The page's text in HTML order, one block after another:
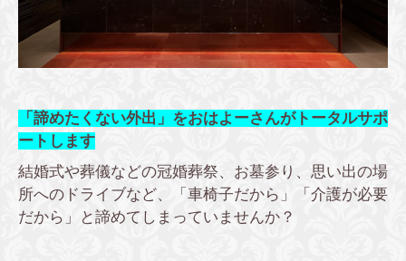
「諦めたくない外出」をおはよーさんがトータルサポ
ートします
結婚式や葬儀などの冠婚葬祭、お墓参り、思い出の場
所へのドライブなど、「車椅子だから」「介護が必要
だから」と諦めてしまっていませんか？